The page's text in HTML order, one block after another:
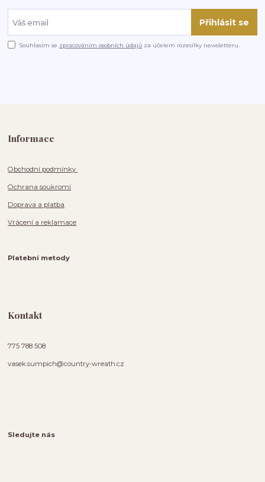
Přihlásit se
Souhlasím se zpracováním osobních údajů za účelem rozesílky newsletteru.
Informace
Obchodní podmínky
Ochrana soukromí
Doprava a platba
Vrácení a reklamace
Platební metody
Kontakt
775 788 508
vasek.sumpich@country-wreath.cz
Sledujte nás